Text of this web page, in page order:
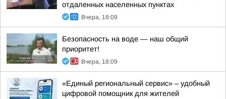
отдаленных населенных пунктах
Вчера, 18:09
Безопасность на воде — наш общий
приоритет!
Вчера, 18:09
«Единый региональный сервис» – удобный
цифровой помощник для жителей